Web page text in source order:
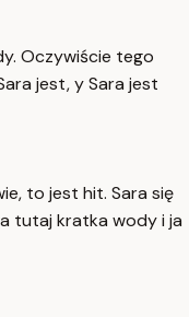
Oczywiście tego
jest, y Sara jest
to jest hit. Sara się
tutaj kratka wody i ja